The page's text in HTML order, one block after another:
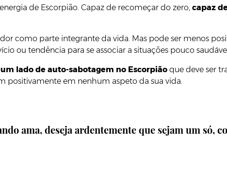
de Escorpião. Capaz de recomeçar do zero, capaz
como parte integrante da vida. Mas pode ser menos
ou tendência para se associar a situações pouco
um lado de auto-sabotagem no Escorpião que deve ser
positivamente em nenhum aspeto da sua vida.
ama, deseja ardentemente que sejam um só,